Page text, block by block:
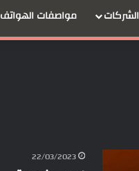
الشركات مواصفات الهواتف
22/03/2023